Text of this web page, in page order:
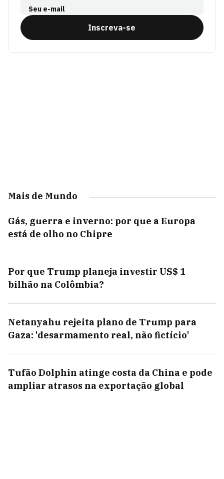
Seu e-mail
Inscreva-se
Mais de Mundo
Gás, guerra e inverno: por que a Europa
está de olho no Chipre
Por que Trump planeja investir US$ 1
bilhão na Colômbia?
Netanyahu rejeita plano de Trump para
Gaza: 'desarmamento real, não fictício'
Tufão Dolphin atinge costa da China e pode
ampliar atrasos na exportação global